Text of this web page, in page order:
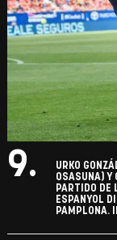
9.
URKO
OSASUNA) Y
PARTIDO DE
ESPANYOL
PAMPLONA.